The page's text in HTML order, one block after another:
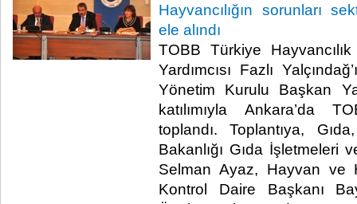
Hayvancılığın sorunları
ele alındı
TOBB Türkiye
Yardımcısı Fazlı
Yönetim Kurulu Başkan
katılımıyla Ankara’da
toplandı. Toplantıya,
Bakanlığı Gıda İşletmeleri
Selman Ayaz, Hayvan ve
Kontrol Daire Başkanı